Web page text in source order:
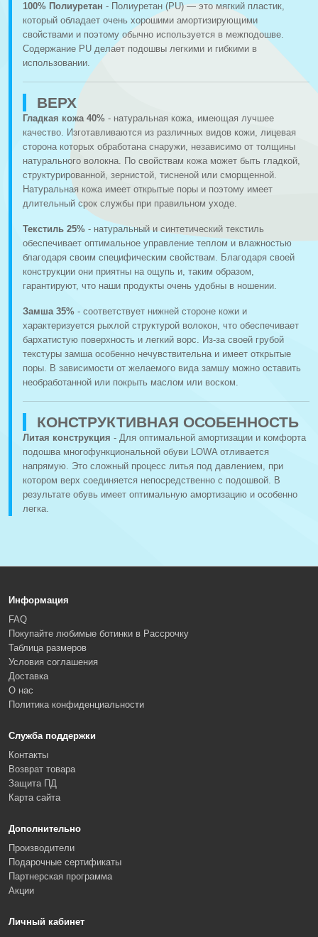
100% Полиуретан - Полиуретан (PU) — это мягкий пластик,
который обладает очень хорошими амортизирующими
свойствами и поэтому обычно используется в межподошве.
Содержание PU делает подошвы легкими и гибкими в
использовании.
ВЕРХ
Гладкая кожа 40% - натуральная кожа, имеющая лучшее
качество. Изготавливаются из различных видов кожи, лицевая
сторона которых обработана снаружи, независимо от толщины
натурального волокна. По свойствам кожа может быть гладкой,
структурированной, зернистой, тисненой или сморщенной.
Натуральная кожа имеет открытые поры и поэтому имеет
длительный срок службы при правильном уходе.
Текстиль 25% - натуральный и синтетический текстиль
обеспечивает оптимальное управление теплом и влажностью
благодаря своим специфическим свойствам. Благодаря своей
конструкции они приятны на ощупь и, таким образом,
гарантируют, что наши продукты очень удобны в ношении.
Замша 35% - соответствует нижней стороне кожи и
характеризуется рыхлой структурой волокон, что обеспечивает
бархатистую поверхность и легкий ворс. Из-за своей грубой
текстуры замша особенно нечувствительна и имеет открытые
поры. В зависимости от желаемого вида замшу можно оставить
необработанной или покрыть маслом или воском.
КОНСТРУКТИВНАЯ ОСОБЕННОСТЬ
Литая конструкция - Для оптимальной амортизации и комфорта
подошва многофункциональной обуви LOWA отливается
напрямую. Это сложный процесс литья под давлением, при
котором верх соединяется непосредственно с подошвой. В
результате обувь имеет оптимальную амортизацию и особенно
легка.
Информация
FAQ
Покупайте любимые ботинки в Рассрочку
Таблица размеров
Условия соглашения
Доставка
О нас
Политика конфиденциальности
Служба поддержки
Контакты
Возврат товара
Защита ПД
Карта сайта
Дополнительно
Производители
Подарочные сертификаты
Партнерская программа
Акции
Личный кабинет